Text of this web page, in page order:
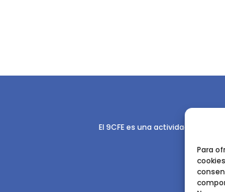
Para
El 9CFE es una actividad